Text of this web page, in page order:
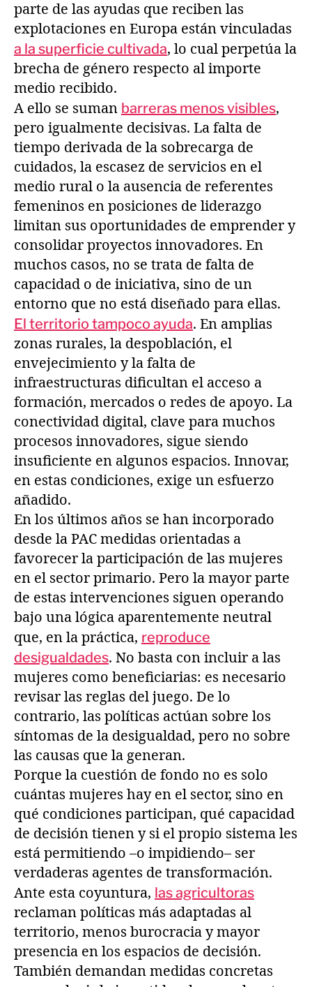
parte de las ayudas que reciben las
explotaciones en Europa están vinculadas
a la superficie cultivada, lo cual perpetúa la
brecha de género respecto al importe
medio recibido.
A ello se suman barreras menos visibles,
pero igualmente decisivas. La falta de
tiempo derivada de la sobrecarga de
cuidados, la escasez de servicios en el
medio rural o la ausencia de referentes
femeninos en posiciones de liderazgo
limitan sus oportunidades de emprender y
consolidar proyectos innovadores. En
muchos casos, no se trata de falta de
capacidad o de iniciativa, sino de un
entorno que no está diseñado para ellas.
El territorio tampoco ayuda. En amplias
zonas rurales, la despoblación, el
envejecimiento y la falta de
infraestructuras dificultan el acceso a
formación, mercados o redes de apoyo. La
conectividad digital, clave para muchos
procesos innovadores, sigue siendo
insuficiente en algunos espacios. Innovar,
en estas condiciones, exige un esfuerzo
añadido.
En los últimos años se han incorporado
desde la PAC medidas orientadas a
favorecer la participación de las mujeres
en el sector primario. Pero la mayor parte
de estas intervenciones siguen operando
bajo una lógica aparentemente neutral
que, en la práctica, reproduce
desigualdades. No basta con incluir a las
mujeres como beneficiarias: es necesario
revisar las reglas del juego. De lo
contrario, las políticas actúan sobre los
síntomas de la desigualdad, pero no sobre
las causas que la generan.
Porque la cuestión de fondo no es solo
cuántas mujeres hay en el sector, sino en
qué condiciones participan, qué capacidad
de decisión tienen y si el propio sistema les
está permitiendo –o impidiendo– ser
verdaderas agentes de transformación.
Ante esta coyuntura, las agricultoras
reclaman políticas más adaptadas al
territorio, menos burocracia y mayor
presencia en los espacios de decisión.
También demandan medidas concretas